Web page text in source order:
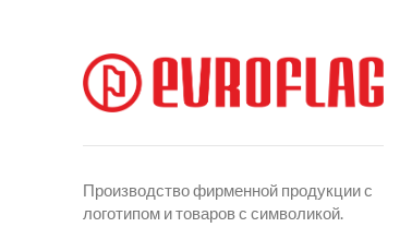
Производство фирменной продукции с
логотипом и товаров с символикой.